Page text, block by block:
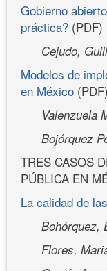
Gobierno
práctica? (PDF)
Cejudo,
Modelos de
en México (PDF)
Valenzuela
Bojórquez
TRES CASOS
PÚBLICA EN
La calidad de
Bohórquez,
Flores,